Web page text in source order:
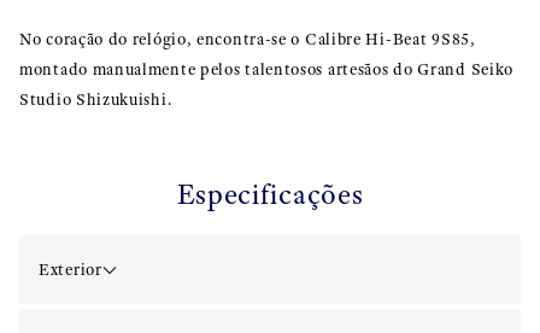
No coração do relógio, encontra-se o Calibre Hi-Beat 9S85,
montado manualmente pelos talentosos artesãos do Grand Seiko
Studio Shizukuishi.
Especificações
Exterior